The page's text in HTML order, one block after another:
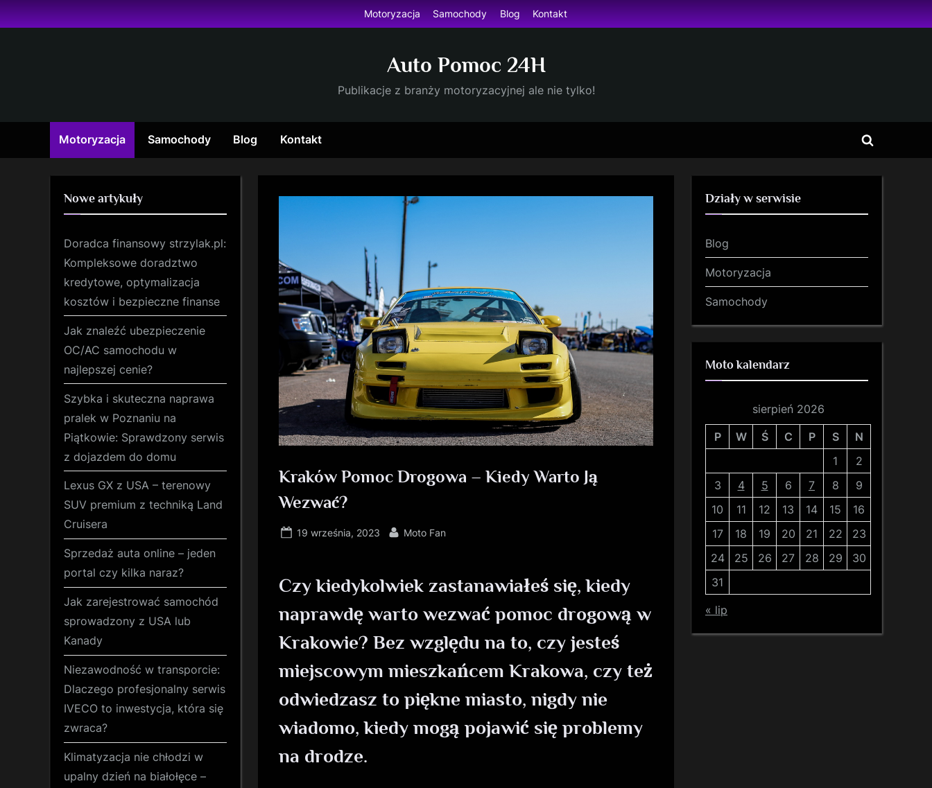
Skip
to
Motoryzacja Samochody Blog Kontakt
Auto Pomoc 24H
Publikacje z branży motoryzacyjnej ale nie tylko!
Motoryzacja Samochody Blog Kontakt
Toggle
Kraków Pomoc Drogowa – Kiedy Warto Ją
Wezwać?
Posted
19 września, 2023 By
Moto Fan
Czy kiedykolwiek zastanawiałeś się, kiedy
naprawdę warto wezwać pomoc drogową w
Krakowie? Bez względu na to, czy jesteś
miejscowym mieszkańcem Krakowa, czy też
odwiedzasz to piękne miasto, nigdy nie
wiadomo, kiedy mogą pojawić się problemy
na drodze.
Nowe artykuły
Doradca finansowy strzylak.pl:
Kompleksowe doradztwo
kredytowe, optymalizacja
kosztów i bezpieczne finanse
Jak znaleźć ubezpieczenie
OC/AC samochodu w
najlepszej cenie?
Szybka i skuteczna naprawa
pralek w Poznaniu na
Piątkowie: Sprawdzony serwis
z dojazdem do domu
Lexus GX z USA – terenowy
SUV premium z techniką Land
Cruisera
Sprzedaż auta online – jeden
portal czy kilka naraz?
Jak zarejestrować samochód
sprowadzony z USA lub
Kanady
Niezawodność w transporcie:
Dlaczego profesjonalny serwis
IVECO to inwestycja, która się
zwraca?
Klimatyzacja nie chłodzi w
upalny dzień na białołęce –
Działy w serwisie
Blog
Motoryzacja
Samochody
Moto kalendarz
sierpień 2026
P W Ś C P S
N
1
2
3
4 5 6 7 8
9
10
11 12 13 14 15
16
17
18 19 20 21 22
23
24
25 26 27 28 29
30
31
« lip